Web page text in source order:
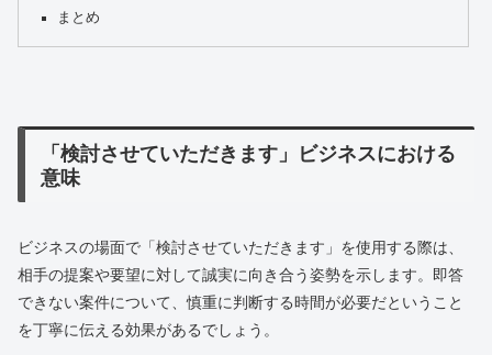
まとめ
「検討させていただきます」ビジネスにおける
意味
ビジネスの場面で「検討させていただきます」を使用する際は、
相手の提案や要望に対して誠実に向き合う姿勢を示します。即答
できない案件について、慎重に判断する時間が必要だということ
を丁寧に伝える効果があるでしょう。